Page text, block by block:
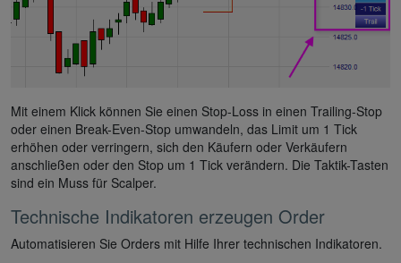
Mit einem Klick können Sie einen Stop-Loss in einen Trailing-Stop
oder einen Break-Even-Stop umwandeln, das Limit um 1 Tick
erhöhen oder verringern, sich den Käufern oder Verkäufern
anschließen oder den Stop um 1 Tick verändern. Die Taktik-Tasten
sind ein Muss für Scalper.
Technische Indikatoren erzeugen Order
Automatisieren Sie Orders mit Hilfe Ihrer technischen Indikatoren.